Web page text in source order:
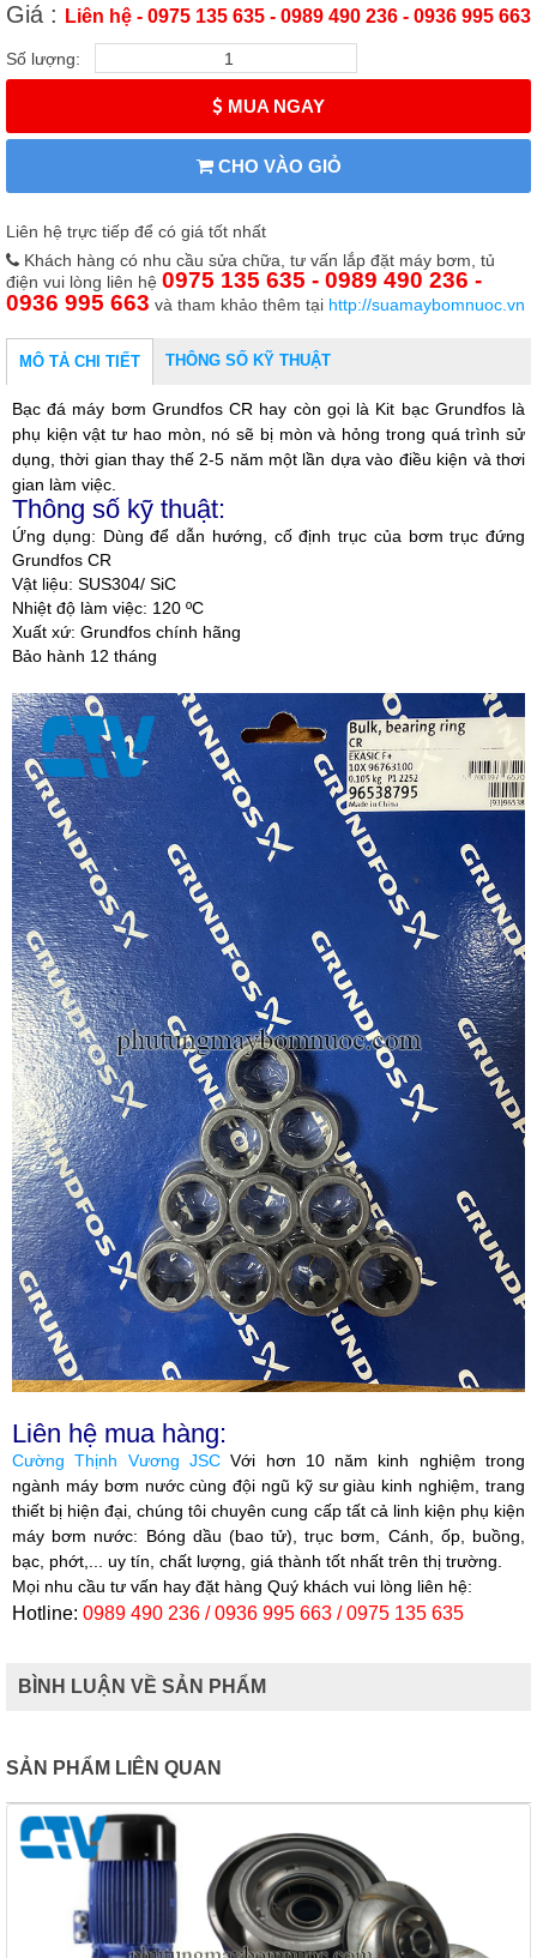
Giá : Liên hệ - 0975 135 635 - 0989 490 236 - 0936 995 663
Số lượng:
MUA NGAY
CHO VÀO GIỎ
Liên hệ trực tiếp để có giá tốt nhất
Khách hàng có nhu cầu sửa chữa, tư vấn lắp đặt máy bơm, tủ
điện vui lòng liên hệ 0975 135 635 - 0989 490 236 -
0936 995 663 và tham khảo thêm tại http://suamaybomnuoc.vn
MÔ TẢ CHI TIẾT THÔNG SỐ KỸ THUẬT
Bạc đá máy bơm Grundfos CR hay còn gọi là Kit bạc Grundfos là
phụ kiện vật tư hao mòn, nó sẽ bị mòn và hỏng trong quá trình sử
dụng, thời gian thay thế 2-5 năm một lần dựa vào điều kiện và thơi
gian làm việc.
Thông số kỹ thuật:
Ứng dụng: Dùng để dẫn hướng, cố định trục của bơm trục đứng
Grundfos CR
Vật liệu: SUS304/ SiC
Nhiệt độ làm việc: 120 ºC
Xuất xứ: Grundfos chính hãng
Bảo hành 12 tháng
Liên hệ mua hàng:
Cường Thịnh Vương JSCVới hơn 10 năm kinh nghiệm trong
ngành máy bơm nước cùng đội ngũ kỹ sư giàu kinh nghiệm, trang
thiết bị hiện đại, chúng tôi chuyên cung cấp tất cả linh kiện phụ kiện
máy bơm nước: Bóng dầu (bao tử), trục bơm, Cánh, ốp, buồng,
bạc, phớt,... uy tín, chất lượng, giá thành tốt nhất trên thị trường.
Mọi nhu cầu tư vấn hay đặt hàng Quý khách vui lòng liên hệ:
Hotline: 0989 490 236 / 0936 995 663 / 0975 135 635
BÌNH LUẬN VỀ SẢN PHẨM
SẢN PHẨM LIÊN QUAN